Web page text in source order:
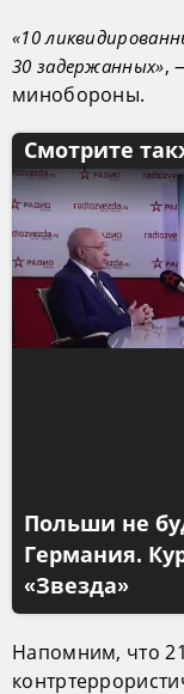
«10
30 задержанных»,
минобороны.
Смотрите
Польши не
Германия.
«Звезда»
Напомним, что